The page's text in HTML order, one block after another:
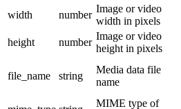
width
number
Image or video
width in pixels
height
number
Image or video
height in pixels
file_name string
Media data file
name
MIME type of